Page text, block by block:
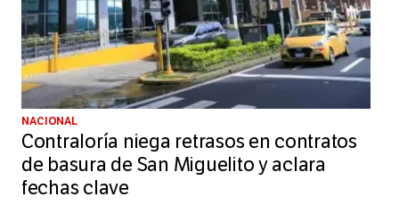
NACIONAL
Contraloría niega retrasos en contratos
de basura de San Miguelito y aclara
fechas clave